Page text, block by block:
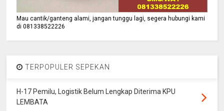
Mau cantik/ganteng alami, jangan tunggu lagi, segera hubungi kami
di 081338522226
TERPOPULER SEPEKAN
H-17 Pemilu, Logistik Belum Lengkap Diterima KPU
LEMBATA